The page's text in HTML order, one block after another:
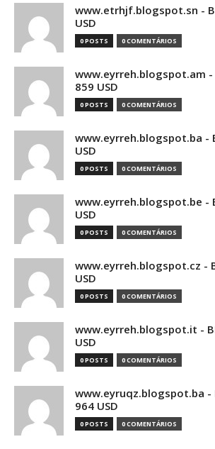
www.etrhjf.blogspot.sn -
USD
0 POSTS 0 COMENTÁRIOS
www.eyrreh.blogspot.am -
859 USD
0 POSTS 0 COMENTÁRIOS
www.eyrreh.blogspot.ba -
USD
0 POSTS 0 COMENTÁRIOS
www.eyrreh.blogspot.be -
USD
0 POSTS 0 COMENTÁRIOS
www.eyrreh.blogspot.cz -
USD
0 POSTS 0 COMENTÁRIOS
www.eyrreh.blogspot.it -
USD
0 POSTS 0 COMENTÁRIOS
www.eyruqz.blogspot.ba -
964 USD
0 POSTS 0 COMENTÁRIOS